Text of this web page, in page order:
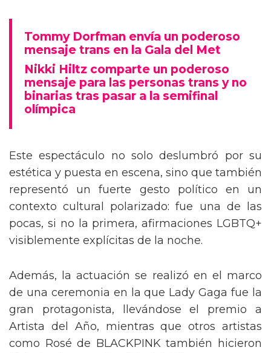
Tommy Dorfman envía un poderoso
mensaje trans en la Gala del Met
Nikki Hiltz comparte un poderoso
mensaje para las personas trans y no
binarias tras pasar a la semifinal
olímpica
Este espectáculo no solo deslumbró por su
estética y puesta en escena, sino que también
representó un fuerte gesto político en un
contexto cultural polarizado: fue una de las
pocas, si no la primera, afirmaciones LGBTQ+
visiblemente explícitas de la noche.
Además, la actuación se realizó en el marco
de una ceremonia en la que Lady Gaga fue la
gran protagonista, llevándose el premio a
Artista del Año, mientras que otros artistas
como Rosé de BLACKPINK también hicieron